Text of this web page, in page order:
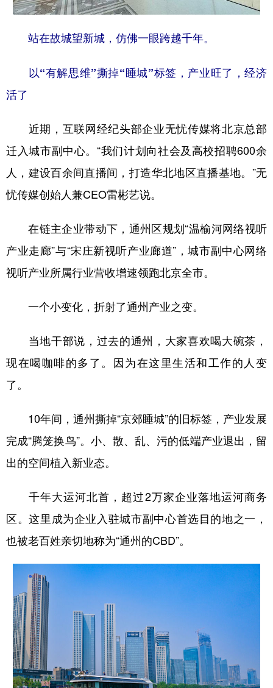
站在故城望新城，仿佛一眼跨越千年。
以“有解思维”撕掉“睡城”标签，产业旺了，经济
活了
近期，互联网经纪头部企业无忧传媒将北京总部
迁入城市副中心。“我们计划向社会及高校招聘600余
人，建设百余间直播间，打造华北地区直播基地。”无
忧传媒创始人兼CEO雷彬艺说。
在链主企业带动下，通州区规划“温榆河网络视听
产业走廊”与“宋庄新视听产业廊道”，城市副中心网络
视听产业所属行业营收增速领跑北京全市。
一个小变化，折射了通州产业之变。
当地干部说，过去的通州，大家喜欢喝大碗茶，
现在喝咖啡的多了。因为在这里生活和工作的人变
了。
10年间，通州撕掉“京郊睡城”的旧标签，产业发展
完成“腾笼换鸟”。小、散、乱、污的低端产业退出，留
出的空间植入新业态。
千年大运河北首，超过2万家企业落地运河商务
区。这里成为企业入驻城市副中心首选目的地之一，
也被老百姓亲切地称为“通州的CBD”。